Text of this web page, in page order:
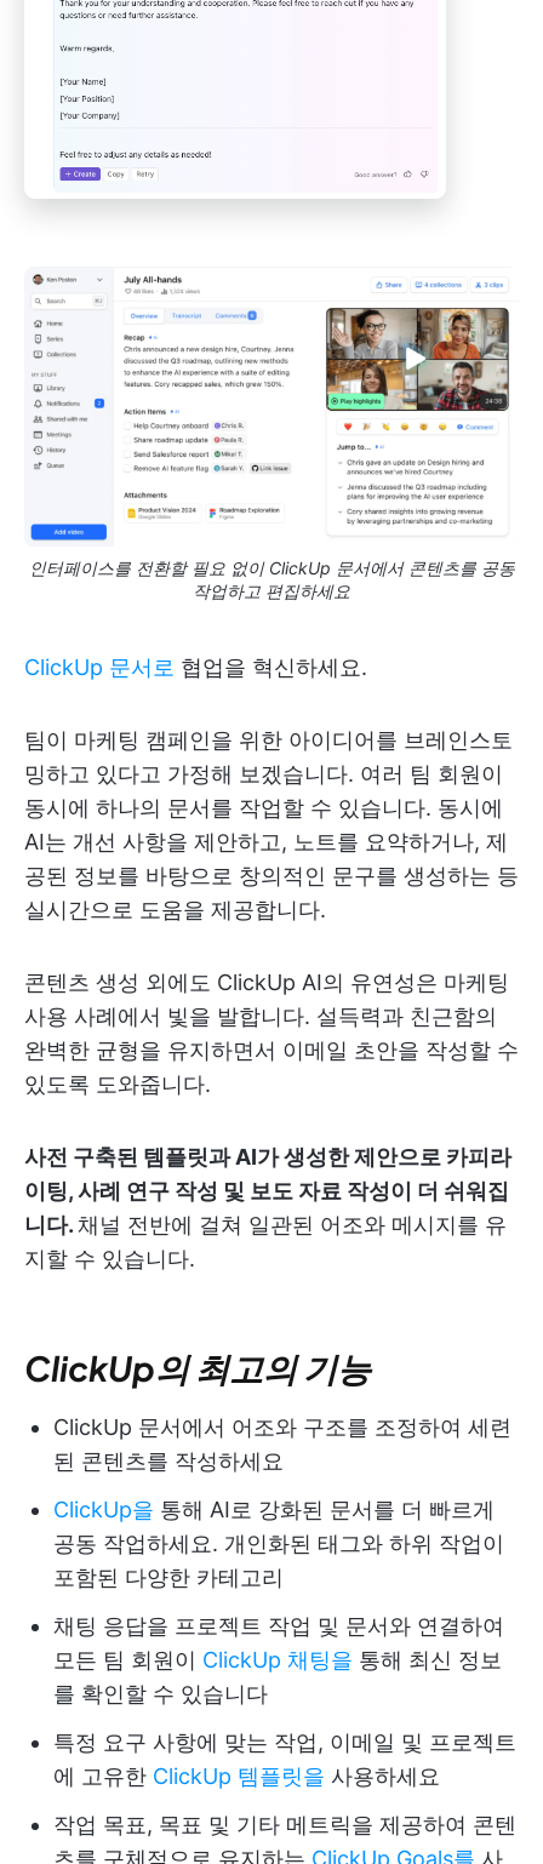
인터페이스를 전환할 필요 없이 ClickUp 문서에서 콘텐츠를 공동
작업하고 편집하세요
ClickUp 문서로 협업을 혁신하세요.
팀이 마케팅 캠페인을 위한 아이디어를 브레인스토
밍하고 있다고 가정해 보겠습니다. 여러 팀 회원이
동시에 하나의 문서를 작업할 수 있습니다. 동시에
AI는 개선 사항을 제안하고, 노트를 요약하거나, 제
공된 정보를 바탕으로 창의적인 문구를 생성하는 등
실시간으로 도움을 제공합니다.
콘텐츠 생성 외에도 ClickUp AI의 유연성은 마케팅
사용 사례에서 빛을 발합니다. 설득력과 친근함의
완벽한 균형을 유지하면서 이메일 초안을 작성할 수
있도록 도와줍니다.
사전 구축된 템플릿과 AI가 생성한 제안으로 카피라
이팅, 사례 연구 작성 및 보도 자료 작성이 더 쉬워집
니다. 채널 전반에 걸쳐 일관된 어조와 메시지를 유
지할 수 있습니다.
ClickUp의 최고의 기능
ClickUp 문서에서 어조와 구조를 조정하여 세련
된 콘텐츠를 작성하세요
ClickUp을 통해 AI로 강화된 문서를 더 빠르게
공동 작업하세요. 개인화된 태그와 하위 작업이
포함된 다양한 카테고리
채팅 응답을 프로젝트 작업 및 문서와 연결하여
모든 팀 회원이 ClickUp 채팅을 통해 최신 정보
를 확인할 수 있습니다
특정 요구 사항에 맞는 작업, 이메일 및 프로젝트
에 고유한 ClickUp 템플릿을 사용하세요
작업 목표, 목표 및 기타 메트릭을 제공하여 콘텐
츠를 구체적으로 유지하는 ClickUp Goals를 사